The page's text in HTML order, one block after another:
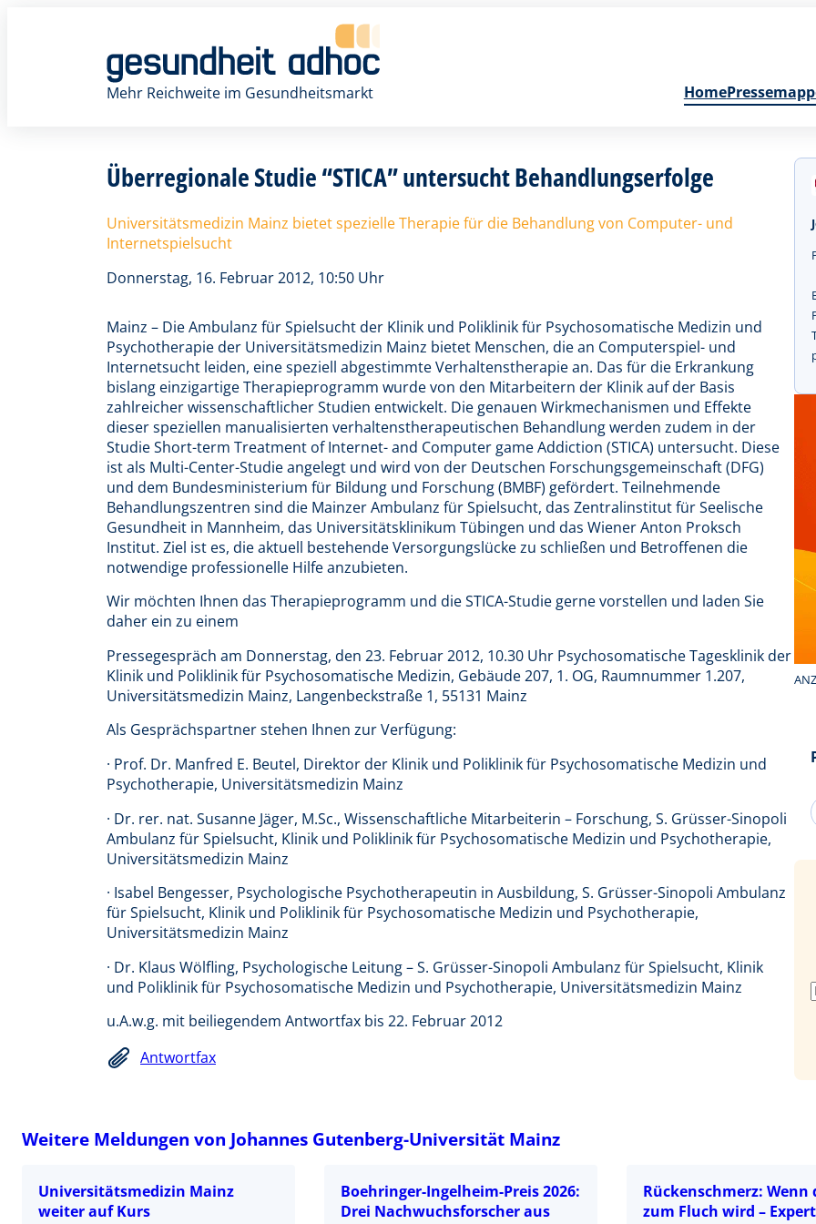
Mehr Reichweite im Gesundheitsmarkt
Home
Überregionale Studie “STICA” untersucht Behandlungserfolge
Universitätsmedizin Mainz bietet spezielle Therapie für die Behandlung von Computer- und
Internetspielsucht
Donnerstag, 16. Februar 2012, 10:50 Uhr
Mainz – Die Ambulanz für Spielsucht der Klinik und Poliklinik für Psychosomatische Medizin und
Psychotherapie der Universitätsmedizin Mainz bietet Menschen, die an Computerspiel- und
Internetsucht leiden, eine speziell abgestimmte Verhaltenstherapie an. Das für die Erkrankung
bislang einzigartige Therapieprogramm wurde von den Mitarbeitern der Klinik auf der Basis
zahlreicher wissenschaftlicher Studien entwickelt. Die genauen Wirkmechanismen und Effekte
dieser speziellen manualisierten verhaltenstherapeutischen Behandlung werden zudem in der
Studie Short-term Treatment of Internet- and Computer game Addiction (STICA) untersucht. Diese
ist als Multi-Center-Studie angelegt und wird von der Deutschen Forschungsgemeinschaft (DFG)
und dem Bundesministerium für Bildung und Forschung (BMBF) gefördert. Teilnehmende
Behandlungszentren sind die Mainzer Ambulanz für Spielsucht, das Zentralinstitut für Seelische
Gesundheit in Mannheim, das Universitätsklinikum Tübingen und das Wiener Anton Proksch
Institut. Ziel ist es, die aktuell bestehende Versorgungslücke zu schließen und Betroffenen die
notwendige professionelle Hilfe anzubieten.
Wir möchten Ihnen das Therapieprogramm und die STICA-Studie gerne vorstellen und laden Sie
daher ein zu einem
Pressegespräch am Donnerstag, den 23. Februar 2012, 10.30 Uhr Psychosomatische Tagesklinik der
Klinik und Poliklinik für Psychosomatische Medizin, Gebäude 207, 1. OG, Raumnummer 1.207,
Universitätsmedizin Mainz, Langenbeckstraße 1, 55131 Mainz
Als Gesprächspartner stehen Ihnen zur Verfügung:
· Prof. Dr. Manfred E. Beutel, Direktor der Klinik und Poliklinik für Psychosomatische Medizin und
Psychotherapie, Universitätsmedizin Mainz
· Dr. rer. nat. Susanne Jäger, M.Sc., Wissenschaftliche Mitarbeiterin – Forschung, S. Grüsser-Sinopoli
Ambulanz für Spielsucht, Klinik und Poliklinik für Psychosomatische Medizin und Psychotherapie,
Universitätsmedizin Mainz
· Isabel Bengesser, Psychologische Psychotherapeutin in Ausbildung, S. Grüsser-Sinopoli Ambulanz
für Spielsucht, Klinik und Poliklinik für Psychosomatische Medizin und Psychotherapie,
Universitätsmedizin Mainz
· Dr. Klaus Wölfling, Psychologische Leitung – S. Grüsser-Sinopoli Ambulanz für Spielsucht, Klinik
und Poliklinik für Psychosomatische Medizin und Psychotherapie, Universitätsmedizin Mainz
u.A.w.g. mit beiliegendem Antwortfax bis 22. Februar 2012
Antwortfax
Weitere Meldungen von Johannes Gutenberg-Universität Mainz
Universitätsmedizin Mainz
weiter auf Kurs
Boehringer-Ingelheim-Preis 2026:
Drei Nachwuchsforscher aus
Rückenschmerz: Wenn
zum Fluch wird –